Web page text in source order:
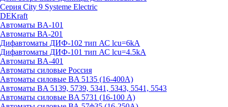
Серия City 9 Systeme Electric
DEKraft
Автоматы BA-101
Автоматы ВА-201
Дифавтоматы ДИФ-102 тип АС lcu=6kA
Дифавтоматы ДИФ-101 тип АС lcu=4.5kA
Автоматы BA-401
Автоматы силовые Россия
Автоматы силовые BA 5135 (16-400А)
Автоматы BA 5139, 5739, 5341, 5343, 5541, 5543
Автоматы силовые BA 5731 (16-100 А)